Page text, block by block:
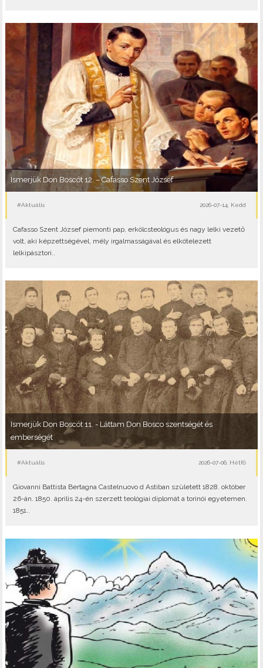
Ismerjük Don Boscót 12. – Cafasso Szent József
#Aktuális 2026-07-14, Kedd
Cafasso Szent József piemonti pap, erkölcsteológus és nagy lelki vezető
volt, aki képzettségével, mély irgalmasságával és elkötelezett
lelkipásztori..
Ismerjük Don Boscót 11. - Láttam Don Bosco szentségét és
emberségét
#Aktuális 2026-07-06, Hétfő
Giovanni Battista Bertagna Castelnuovo d Astiban született 1828. október
26-án. 1850. április 24-én szerzett teológiai diplomát a torinói egyetemen.
1851..